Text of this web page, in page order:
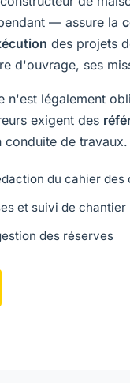
— assure la
des projets
d'ouvrage, ses
n'est légalement
exigent des
conduite de travaux.
du cahier
et suivi de chantier
des réserves